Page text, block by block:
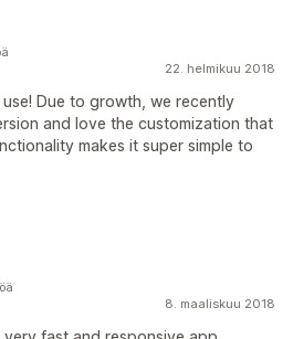
22. helmikuu 2018
Due to growth, we recently
and love the customization that
makes it super simple to
8. maaliskuu 2018